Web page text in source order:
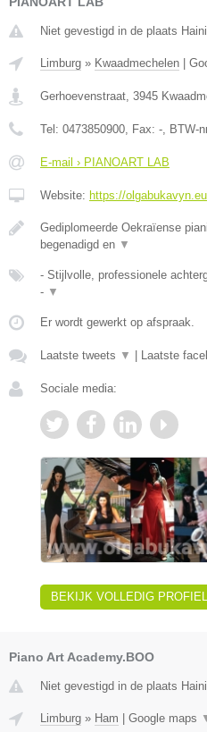
Niet gevestigd in de plaats
Limburg » Kwaadmechelen
Gerhoevenstraat, 3945
Tel: 0473850900, Fax: -, BTW-
E-mail › PIANOART LAB
Website: https://olgabukavyn.eu
Gediplomeerde Oekraïense
begenadigd en ▼
- Stijlvolle, professionele
- ▼
Er wordt gewerkt op afspraak.
Laatste tweets ▼ Laatste
Sociale media:
BEKIJK VOLLEDIG PROFIEL
Piano Art Academy.BOO
Niet gevestigd in de plaats
Limburg » Ham Google maps